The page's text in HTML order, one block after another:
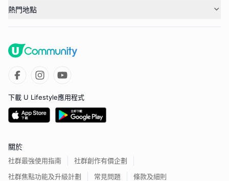
熱門地點
下載 U Lifestyle應用程式
關於
社群最強使用指南
社群創作有價企劃
社群焦點功能及升級計劃
常見問題 條款及細則